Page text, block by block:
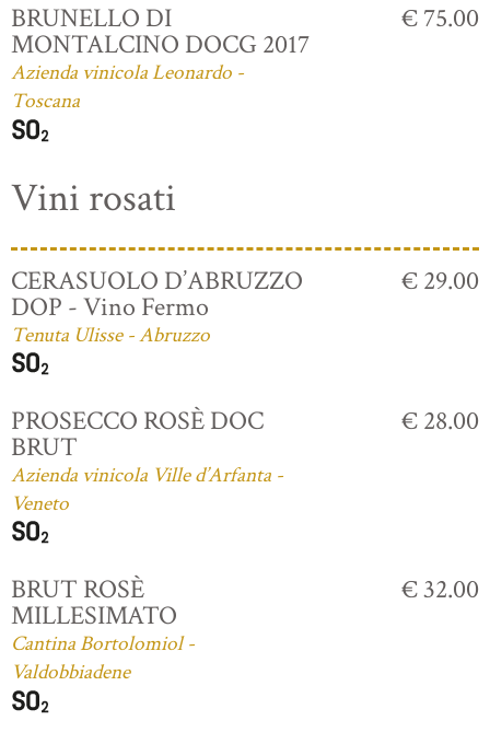
BRUNELLO DI
MONTALCINO DOCG 2017
Azienda vinicola Leonardo -
Toscana
€ 75.00
Vini rosati
CERASUOLO D’ABRUZZO
DOP - Vino Fermo
Tenuta Ulisse - Abruzzo
€ 29.00
PROSECCO ROSÈ DOC
BRUT
Azienda vinicola Ville d’Arfanta -
Veneto
€ 28.00
BRUT ROSÈ
MILLESIMATO
Cantina Bortolomiol -
Valdobbiadene
€ 32.00